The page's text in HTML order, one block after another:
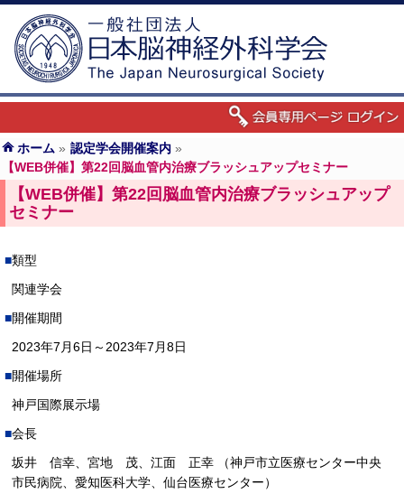
ホーム » 認定学会開催案内 »
【WEB併催】第22回脳血管内治療ブラッシュアップセミナー
【WEB併催】第22回脳血管内治療ブラッシュアップ
セミナー
類型
関連学会
開催期間
2023年7月6日～2023年7月8日
開催場所
神戸国際展示場
会長
坂井 信幸、宮地 茂、江面 正幸 （神戸市立医療センター中央
市民病院、愛知医科大学、仙台医療センター）